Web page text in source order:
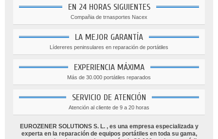
EN 24 HORAS SIGUIENTES
Compañia de trnasportes Nacex
LA MEJOR GARANTÍA
Lídereres peninsulares en reparación de portátiles
EXPERIENCIA MÁXIMA
Más de 30.000 portátiles reparados
SERVICIO DE ATENCIÓN
Atención al cliente de 9 a 20 horas
EUROZENER SOLUTIONS S. L. , es una empresa especializada y
experta en la reparación de equipos portátiles en toda su gama,